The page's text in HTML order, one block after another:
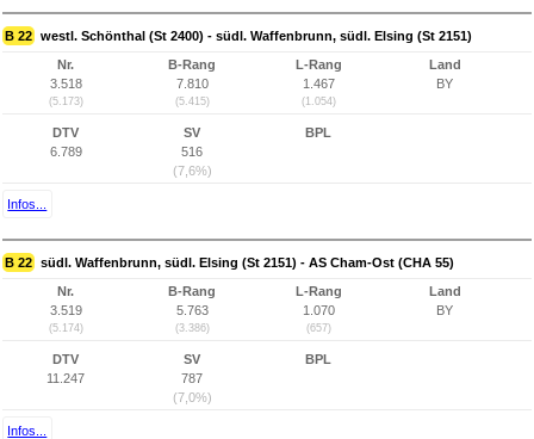
B 22 westl. Schönthal (St 2400) - südl. Waffenbrunn, südl. Elsing (St 2151)
Nr.
3.518
(5.173)
B-Rang
7.810
(5.415)
L-Rang
1.467
(1.054)
Land
BY
DTV
6.789
SV
516
(7,6%)
BPL
Infos...
B 22 südl. Waffenbrunn, südl. Elsing (St 2151) - AS Cham-Ost (CHA 55)
Nr.
3.519
(5.174)
B-Rang
5.763
(3.386)
L-Rang
1.070
(657)
Land
BY
DTV
11.247
SV
787
(7,0%)
BPL
Infos...